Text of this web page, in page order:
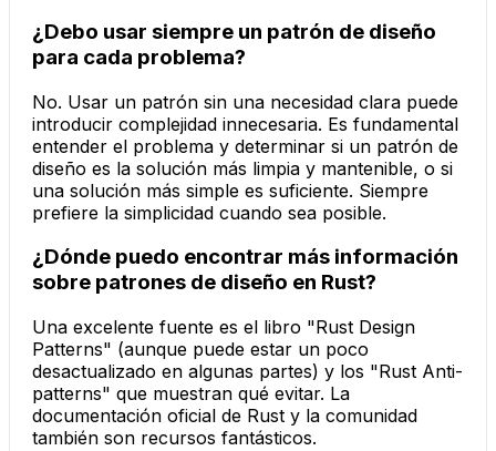
¿Debo usar siempre un patrón de diseño
para cada problema?
No. Usar un patrón sin una necesidad clara puede
introducir complejidad innecesaria. Es fundamental
entender el problema y determinar si un patrón de
diseño es la solución más limpia y mantenible, o si
una solución más simple es suficiente. Siempre
prefiere la simplicidad cuando sea posible.
¿Dónde puedo encontrar más información
sobre patrones de diseño en Rust?
Una excelente fuente es el libro "Rust Design
Patterns" (aunque puede estar un poco
desactualizado en algunas partes) y los "Rust Anti-
patterns" que muestran qué evitar. La
documentación oficial de Rust y la comunidad
también son recursos fantásticos.